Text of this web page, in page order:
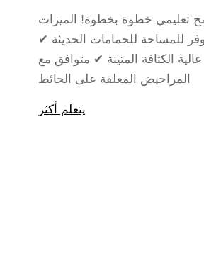
تعليمي خطوة بخطوة! الميزات
للمساحة للحمامات الحديثة ✔
الكثافة المتينة ✔ متوافق مع
المراحيض المعلقة على الحائط
يتعلم أكثر